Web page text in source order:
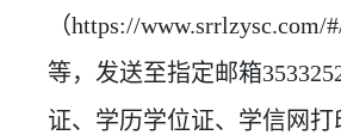
（https://
等，发送至指定邮箱
证、学历学位证、学信网